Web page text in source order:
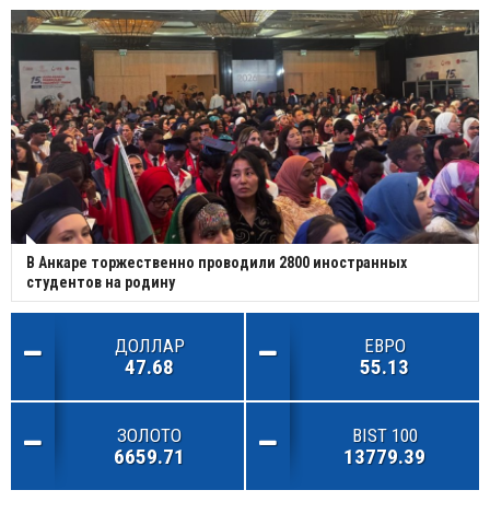
В Анкаре торжественно проводили 2800 иностранных
студентов на родину
ДОЛЛАР
47.68
ЕВРО
55.13
ЗОЛОТО
6659.71
BIST 100
13779.39